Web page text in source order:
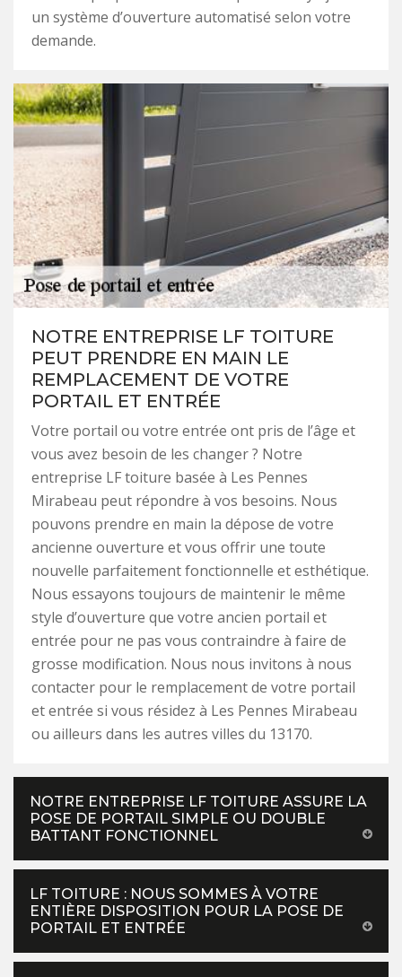
un système d’ouverture automatisé selon votre
demande.
NOTRE ENTREPRISE LF TOITURE
PEUT PRENDRE EN MAIN LE
REMPLACEMENT DE VOTRE
PORTAIL ET ENTRÉE
Votre portail ou votre entrée ont pris de l’âge et
vous avez besoin de les changer ? Notre
entreprise LF toiture basée à Les Pennes
Mirabeau peut répondre à vos besoins. Nous
pouvons prendre en main la dépose de votre
ancienne ouverture et vous offrir une toute
nouvelle parfaitement fonctionnelle et esthétique.
Nous essayons toujours de maintenir le même
style d’ouverture que votre ancien portail et
entrée pour ne pas vous contraindre à faire de
grosse modification. Nous nous invitons à nous
contacter pour le remplacement de votre portail
et entrée si vous résidez à Les Pennes Mirabeau
ou ailleurs dans les autres villes du 13170.
NOTRE ENTREPRISE LF TOITURE ASSURE LA
POSE DE PORTAIL SIMPLE OU DOUBLE
BATTANT FONCTIONNEL
LF TOITURE : NOUS SOMMES À VOTRE
ENTIÈRE DISPOSITION POUR LA POSE DE
PORTAIL ET ENTRÉE